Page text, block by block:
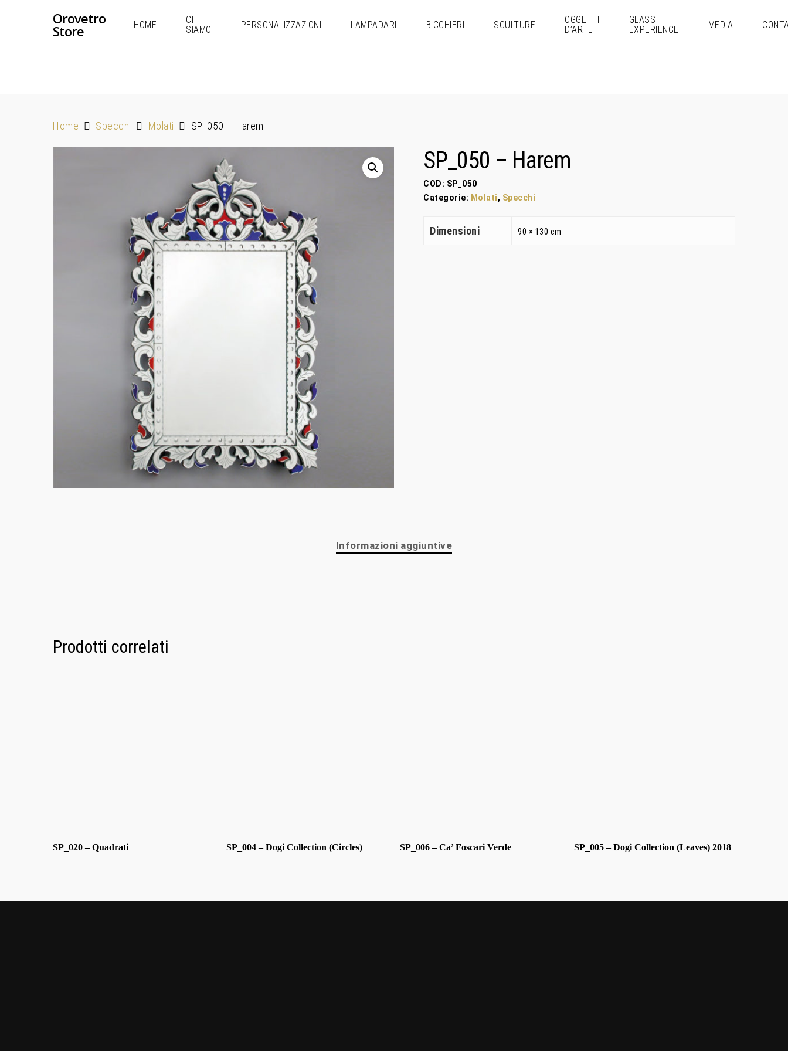
Hit enter to search or ESC to close
Orovetro
Store HOME
CHI
SIAMO
PERSONALIZZAZIONI LAMPADARI BICCHIERI SCULTURE
OGGETTI
D’ARTE
GLASS
EXPERIENCE
MEDIA
Home Specchi Molati SP_050 – Harem
SP_050 – Harem
COD: SP_050
Categorie: Molati, Specchi
Dimensioni 90 × 130 cm
Informazioni aggiuntive
Prodotti correlati
SP_020 – Quadrati SP_004 – Dogi Collection (Circles) SP_006 – Ca’ Foscari Verde SP_005 – Dogi Collection (Leaves) 2018